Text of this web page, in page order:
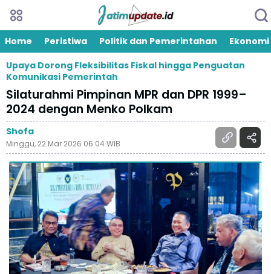
Home Peristiwa Politik dan Pemerintahan
Ekonomi
Upaya Dorong Fleksibilitas Fiskal hingga Penguatan
Komunikasi Pemerintah
Silaturahmi Pimpinan MPR dan DPR 1999–
2024 dengan Menko Polkam
Shofa
Minggu, 22 Mar 2026 06:04 WIB